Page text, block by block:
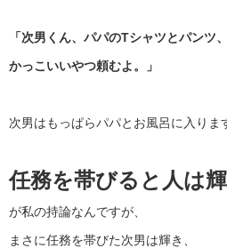
「次男くん、パパのTシャツとパンツ
かっこいいやつ頼むよ。」
次男はもっぱらパパとお風呂に入りま
任務を帯びると人は輝
が私の持論なんですが、
まさに任務を帯びた次男は輝き、